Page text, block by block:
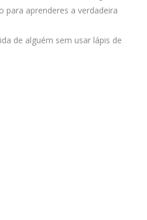
para aprenderes a verdadeira
de alguém sem usar lápis de